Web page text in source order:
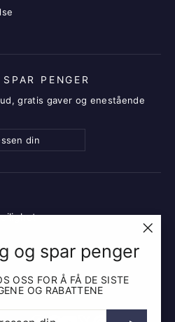
og spar penger
OSS FOR Å FÅ DE SISTE
OG RABATTENE
PENGER
gratis gaver og enestående
Instagram Pinterest